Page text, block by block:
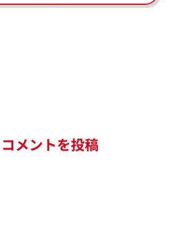
コメントを投稿